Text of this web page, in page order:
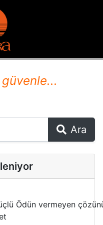
ve
Ara
Ödün vermeyen